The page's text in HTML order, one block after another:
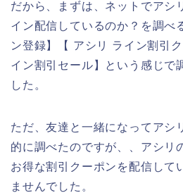
だから、まずは、ネットでアシ
イン配信しているのか？を調べ
ン登録】【 アシリ ライン割引
イン割引セール】という感じで
した。
ただ、友達と一緒になってアシ
的に調べたのですが、、アシリ
お得な割引クーポンを配信して
ませんでした。